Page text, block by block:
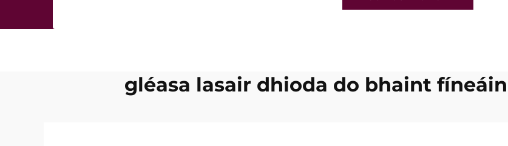
gléasa lasair dhioda do bhaint